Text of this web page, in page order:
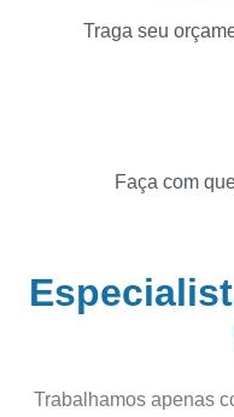
Traga seu
Faça com
Trabalhamos apenas